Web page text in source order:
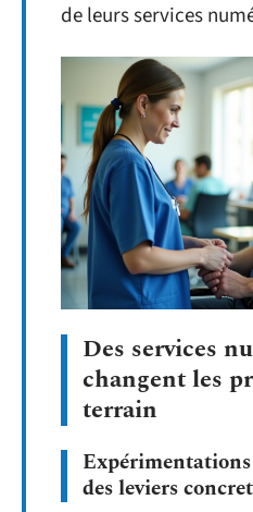
de leurs services
Des services
changent les
terrain
des leviers